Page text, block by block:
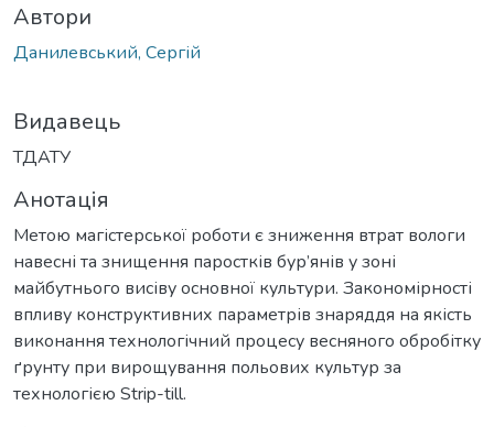
Автори
Данилевський, Сергій
Видавець
ТДАТУ
Анотація
Метою магістерської роботи є зниження втрат вологи
навесні та знищення паростків бур’янів у зоні
майбутнього висіву основної культури. Закономірності
впливу конструктивних параметрів знаряддя на якість
виконання технологічний процесу весняного обробітку
ґрунту при вирощування польових культур за
технологією Strip-till.